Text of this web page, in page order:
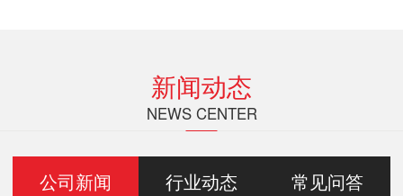
新闻动态
NEWS CENTER
公司新闻 行业动态 常见问答